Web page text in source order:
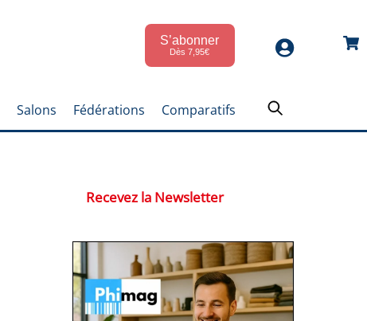
S’abonner
Dès 7,95€
Salons Fédérations Comparatifs
Recevez la Newsletter